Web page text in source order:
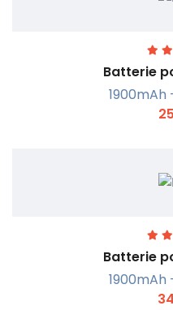
Batterie
1900mAh
Batterie
1900mAh